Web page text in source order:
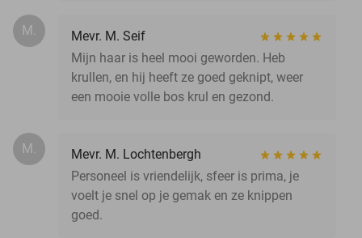
M.
Mevr. M. Seif
Mijn haar is heel mooi geworden. Heb
krullen, en hij heeft ze goed geknipt, weer
een mooie volle bos krul en gezond.
M.
Mevr. M. Lochtenbergh
Personeel is vriendelijk, sfeer is prima, je
voelt je snel op je gemak en ze knippen
goed.